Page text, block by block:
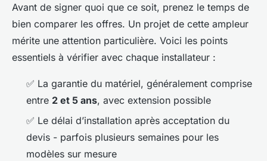
Avant de signer quoi que ce soit, prenez le temps de
bien comparer les offres. Un projet de cette ampleur
mérite une attention particulière. Voici les points
essentiels à vérifier avec chaque installateur :
✅ La garantie du matériel, généralement comprise
entre 2 et 5 ans, avec extension possible
✅ Le délai d’installation après acceptation du
devis - parfois plusieurs semaines pour les
modèles sur mesure